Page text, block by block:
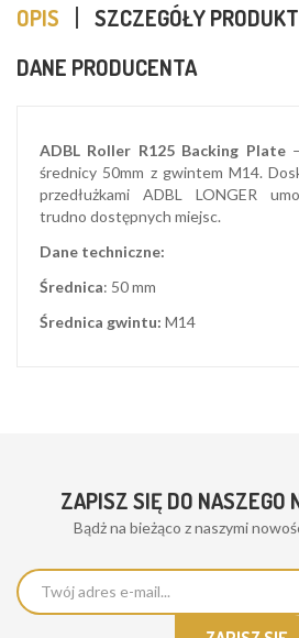
OPIS
SZCZEGÓŁY
DANE PRODUCENTA
ADBL Roller R125 Backing Plate–
średnicy 50mm z gwintem M14.
przedłużkami ADBL LONGER
trudno dostępnych miejsc.
Dane techniczne:
Średnica: 50 mm
Średnica gwintu: M14
ZAPISZ SIĘ DO NASZEGO
Bądż na bieżąco z naszymi